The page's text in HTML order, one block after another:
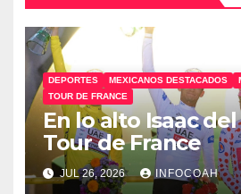
DEPORTES MEXICANOS DESTACADOS
TOUR DE FRANCE
En lo alto Isaac
Tour de France
JUL 26, 2026 INFOCOAH